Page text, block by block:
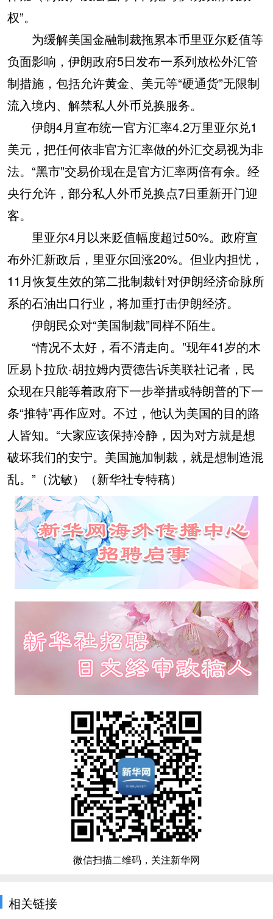
权”。
为缓解美国金融制裁拖累本币里亚尔贬值等
负面影响，伊朗政府5日发布一系列放松外汇管
制措施，包括允许黄金、美元等“硬通货”无限制
流入境内、解禁私人外币兑换服务。
伊朗4月宣布统一官方汇率4.2万里亚尔兑1
美元，把任何依非官方汇率做的外汇交易视为非
法。“黑市”交易价现在是官方汇率两倍有余。经
央行允许，部分私人外币兑换点7日重新开门迎
客。
里亚尔4月以来贬值幅度超过50%。政府宣
布外汇新政后，里亚尔回涨20%。但业内担忧，
11月恢复生效的第二批制裁针对伊朗经济命脉所
系的石油出口行业，将加重打击伊朗经济。
伊朗民众对“美国制裁”同样不陌生。
“情况不太好，看不清走向。”现年41岁的木
匠易卜拉欣·胡拉姆内贾德告诉美联社记者，民
众现在只能等着政府下一步举措或特朗普的下一
条“推特”再作应对。不过，他认为美国的目的路
人皆知。“大家应该保持冷静，因为对方就是想
破坏我们的安宁。美国施加制裁，就是想制造混
乱。”（沈敏）（新华社专特稿）
微信扫描二维码，关注新华网
相关链接